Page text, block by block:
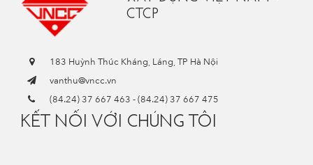
CTCP
183 Huỳnh Thúc Kháng, Láng, TP Hà Nội
vanthu@vncc.vn
(84.24) 37 667 463 -(84.24) 37 667 475
KẾT NỐI VỚI CHÚNG TÔI